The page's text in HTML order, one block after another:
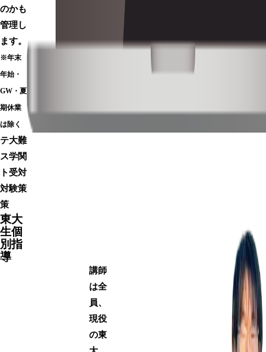
のかも
管理し
ます。
※年末
年始・
GW・夏
期休業
は除く
テ
ス
ト
対
策
大
学
受
験
難
関
対
策
東大
生個
別指
導
講師
は全
員、
現役
の東